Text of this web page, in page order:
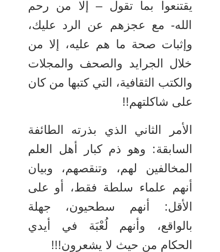
يقتنعوا بما تقول – إلا من رحم
الله- مع عجزهم عن الرد عليك،
وإثبات صحة ما هم عليه، إلا من
خلال الجرايد والصحف والمجلات
والكتب الثقافية، التي كتبها من كان
على شاكلتهم!!
الأمر الثاني الذي بذرته الطائفة
السابقة: وهو ذم كبار أهل العلم
المخالفين لهم، وتنقصهم، وبيان
أنهم علماء سلطة فقط، أو على
الأقل: أنهم سطحيون، جهلة
بالواقع، وأنهم لُعْبَة في أيدي
الحكام من حيث لا يشعرون!!!